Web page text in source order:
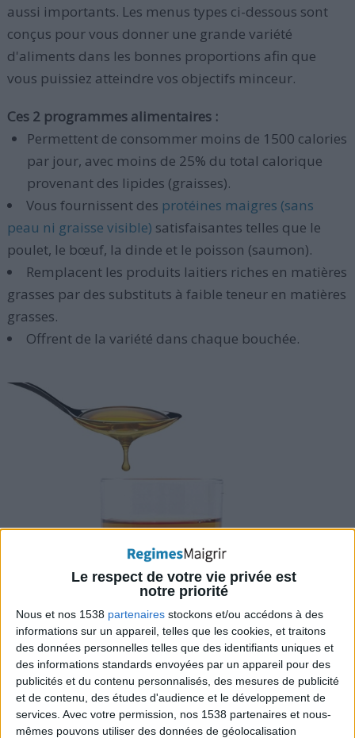
Le respect de votre vie privée est
notre priorité
Nous et nos 1538 partenaires stockons et/ou accédons à des
informations sur un appareil, telles que les cookies, et traitons
des données personnelles telles que des identifiants uniques et
des informations standards envoyées par un appareil pour des
publicités et du contenu personnalisés, des mesures de publicité
et de contenu, des études d'audience et le développement de
services. Avec votre permission, nos 1538 partenaires et nous-
mêmes pouvons utiliser des données de géolocalisation
aussi importants. Les menus types ci-dessous sont
conçus pour vous donner une grande variété
d'aliments dans les bonnes proportions afin que
vous puissiez atteindre vos objectifs minceur.
Ces 2 programmes alimentaires :
Permettent de consommer moins de 1500 calories
par jour, avec moins de 25% du total calorique
provenant des lipides (graisses).
Vous fournissent des protéines maigres (sans
peau ni graisse visible) satisfaisantes telles que le
poulet, le bœuf, la dinde et le poisson (saumon).
Remplacent les produits laitiers riches en matières
grasses par des substituts à faible teneur en matières
grasses.
Offrent de la variété dans chaque bouchée.
> MENU TYPE n°1 sur une semaine